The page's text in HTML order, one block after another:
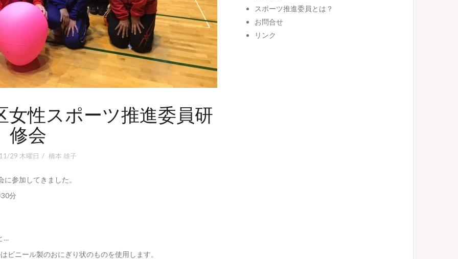
女性スポーツ推進委員研
修会
29 木曜日 橋本 雄子
参加してきました。
分
…
ニール製のおにぎり状のものを使用します。
スポーツ推進委員とは？
お問合せ
リンク